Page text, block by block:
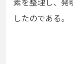
したのである。